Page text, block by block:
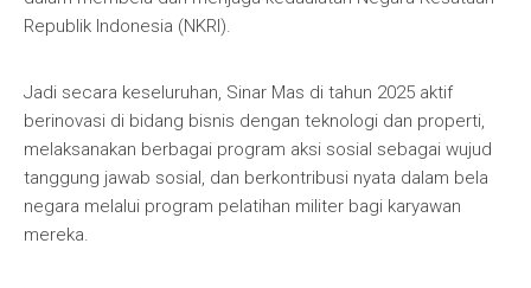
Republik Indonesia (NKRI).
Jadi secara keseluruhan, Sinar Mas di tahun 2025 aktif
berinovasi di bidang bisnis dengan teknologi dan properti,
melaksanakan berbagai program aksi sosial sebagai wujud
tanggung jawab sosial, dan berkontribusi nyata dalam bela
negara melalui program pelatihan militer bagi karyawan
mereka.